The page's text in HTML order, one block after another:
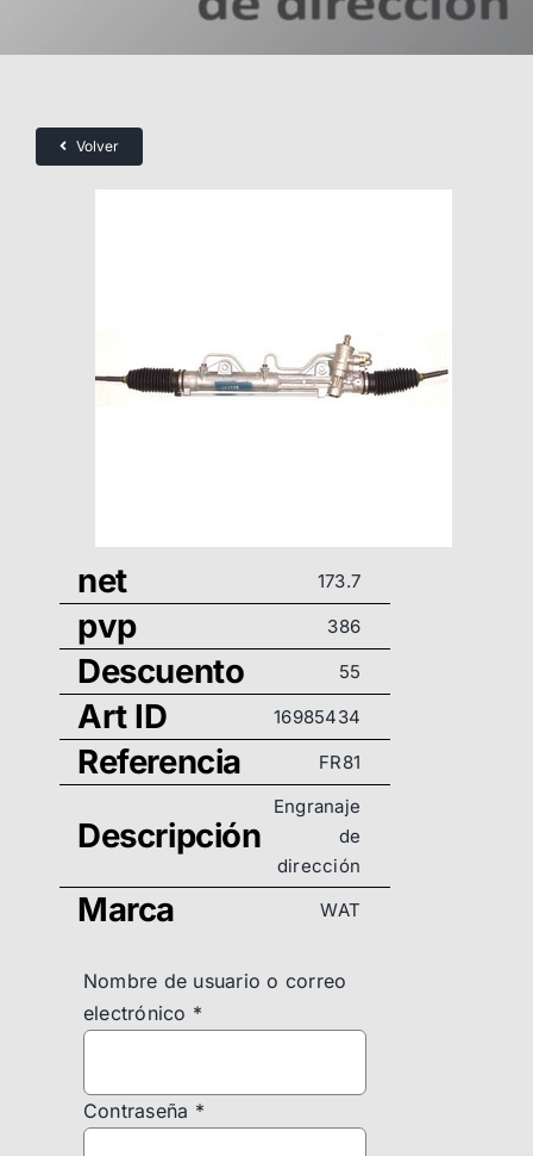
Volver
net 173.7
pvp 386
Descuento 55
Art ID 16985434
Referencia FR81
Descripción
Engranaje
de
dirección
Marca WAT
Nombre de usuario o correo
electrónico *
Contraseña *